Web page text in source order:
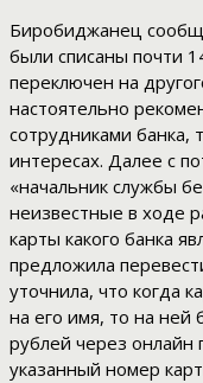
Биробиджанец
были списаны почти
переключен на
настоятельно
сотрудниками банка,
интересах. Далее с
«начальник службы
неизвестные в ходе
карты какого банка
предложила
уточнила, что когда
на его имя, то на ней
рублей через
указанный номер